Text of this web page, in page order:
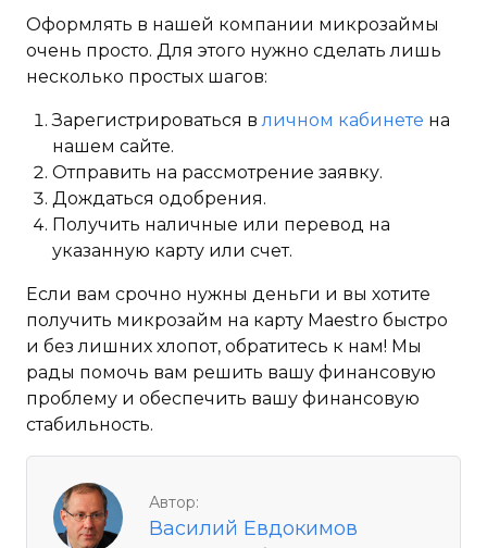
Оформлять в нашей компании микрозаймы
очень просто. Для этого нужно сделать лишь
несколько простых шагов:
Зарегистрироваться вличном кабинете на
нашем сайте.
Отправить на рассмотрение заявку.
Дождаться одобрения.
Получить наличные или перевод на
указанную карту или счет.
Если вам срочно нужны деньги и вы хотите
получить микрозайм на карту Maestro быстро
и без лишних хлопот, обратитесь к нам! Мы
рады помочь вам решить вашу финансовую
проблему и обеспечить вашу финансовую
стабильность.
Автор:
Василий Евдокимов